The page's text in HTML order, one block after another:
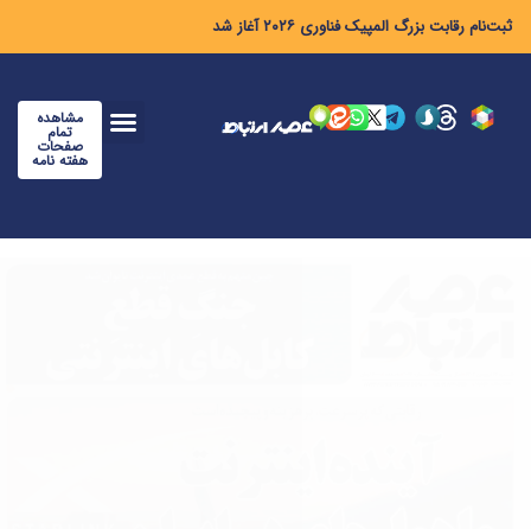
ثبت‌نام رقابت بزرگ المپیک فناوری ۲۰۲۶ آغاز شد
مشاهده
تمام
صفحات
هفته نامه